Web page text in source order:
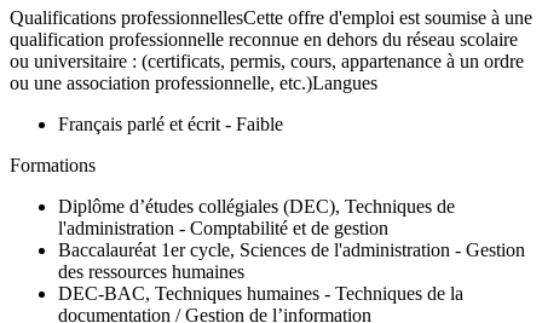
Qualifications professionnellesCette offre d'emploi est soumise à une
qualification professionnelle reconnue en dehors du réseau scolaire
ou universitaire : (certificats, permis, cours, appartenance à un ordre
ou une association professionnelle, etc.)Langues
Français parlé et écrit - Faible
Formations
Diplôme d’études collégiales (DEC), Techniques de
l'administration - Comptabilité et de gestion
Baccalauréat 1er cycle, Sciences de l'administration - Gestion
des ressources humaines
DEC-BAC, Techniques humaines - Techniques de la
documentation / Gestion de l’information